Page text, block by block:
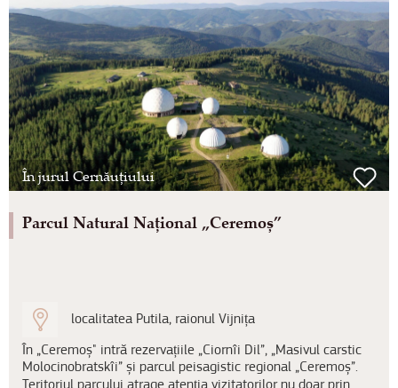
În jurul Cernăuțiului
Parcul Natural Național „Ceremoș”
localitatea Putila, raionul Vijnița
În „Ceremoș" intră rezervațiile „Ciornîi Dil”, „Masivul carstic
Molocinobratskîi” și parcul peisagistic regional „Ceremoș”.